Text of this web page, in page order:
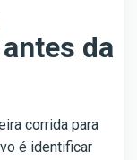
da
corrida para
é identificar